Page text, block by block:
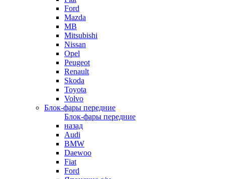
Ford
Mazda
MB
Mitsubishi
Nissan
Opel
Peugeot
Renault
Skoda
Toyota
Volvo
Блок-фары передние
Блок-фары передние
назад
Audi
BMW
Daewoo
Fiat
Ford